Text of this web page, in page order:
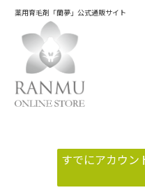
薬用育毛剤「蘭夢」公式通販サイト
すでにアカウン